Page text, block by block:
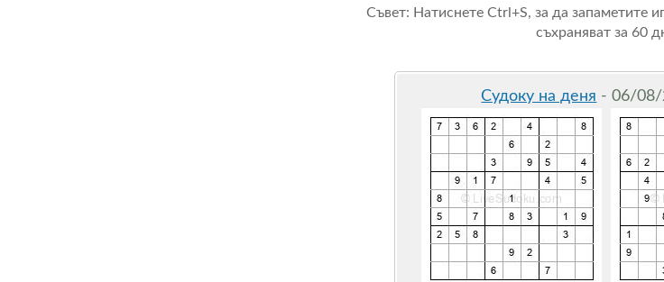
Съвет: Натиснете Ctrl+S, за да запаметите
съхраняват за 60
Судоку на деня - 06/08/